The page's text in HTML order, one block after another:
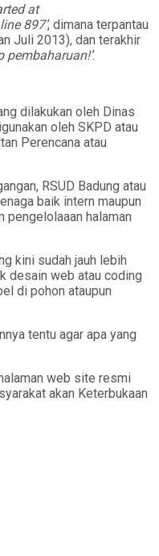
at
897’, dimana terpantau
Juli 2013), dan terakhir
pembaharuan!’.
dilakukan oleh Dinas
oleh SKPD atau
Perencana atau
RSUD Badung atau
baik intern maupun
pengelolaaan halaman
kini sudah jauh lebih
desain web atau coding
di pohon ataupun
tentu agar apa yang
web site resmi
akan Keterbukaan